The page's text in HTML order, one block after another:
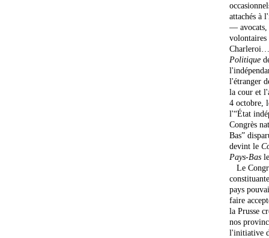
attachés à
— avocats,
volontaires
Charleroi…
Politique
l'étranger
la cour et
4 octobre,
l'“État
Congrès
Bas”
devint le
Pays-Bas
Le
pays
faire
la Prusse
nos
l'initiative